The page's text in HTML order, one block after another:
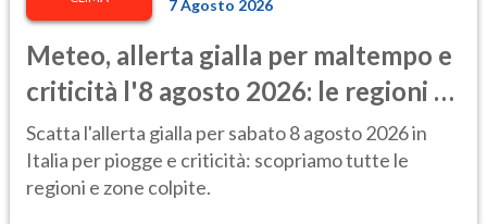
7 Agosto 2026
Meteo, allerta gialla per maltempo e
criticità l'8 agosto 2026: le regioni a
rischio
Scatta l'allerta gialla per sabato 8 agosto 2026 in
Italia per piogge e criticità: scopriamo tutte le
regioni e zone colpite.